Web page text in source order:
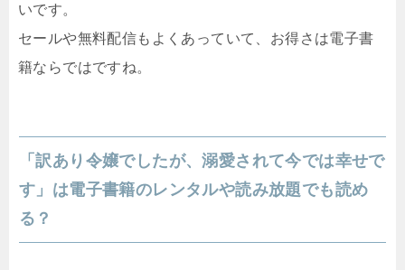
いです。
セールや無料配信もよくあっていて、お得さは電子書
籍ならではですね。
「訳あり令嬢でしたが、溺愛されて今では幸せで
す」は電子書籍のレンタルや読み放題でも読め
る？